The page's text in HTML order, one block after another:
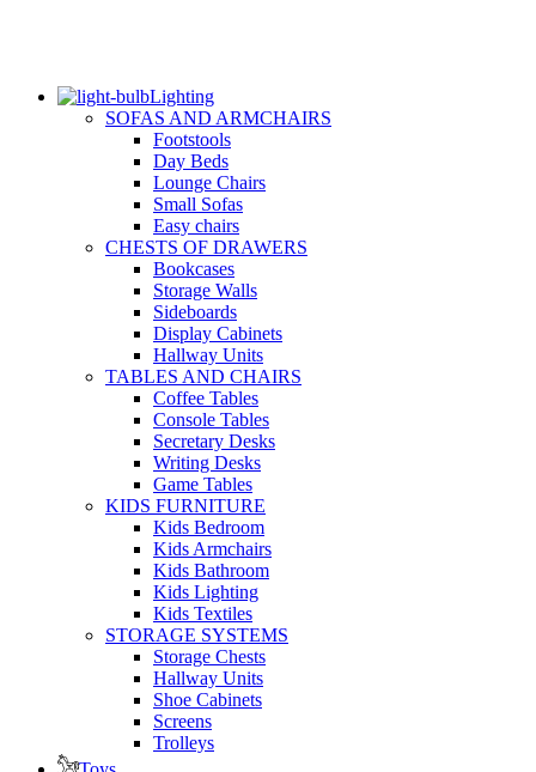
Lighting
SOFAS AND ARMCHAIRS
Footstools
Day Beds
Lounge Chairs
Small Sofas
Easy chairs
CHESTS OF DRAWERS
Bookcases
Storage Walls
Sideboards
Display Cabinets
Hallway Units
TABLES AND CHAIRS
Coffee Tables
Console Tables
Secretary Desks
Writing Desks
Game Tables
KIDS FURNITURE
Kids Bedroom
Kids Armchairs
Kids Bathroom
Kids Lighting
Kids Textiles
STORAGE SYSTEMS
Storage Chests
Hallway Units
Shoe Cabinets
Screens
Trolleys